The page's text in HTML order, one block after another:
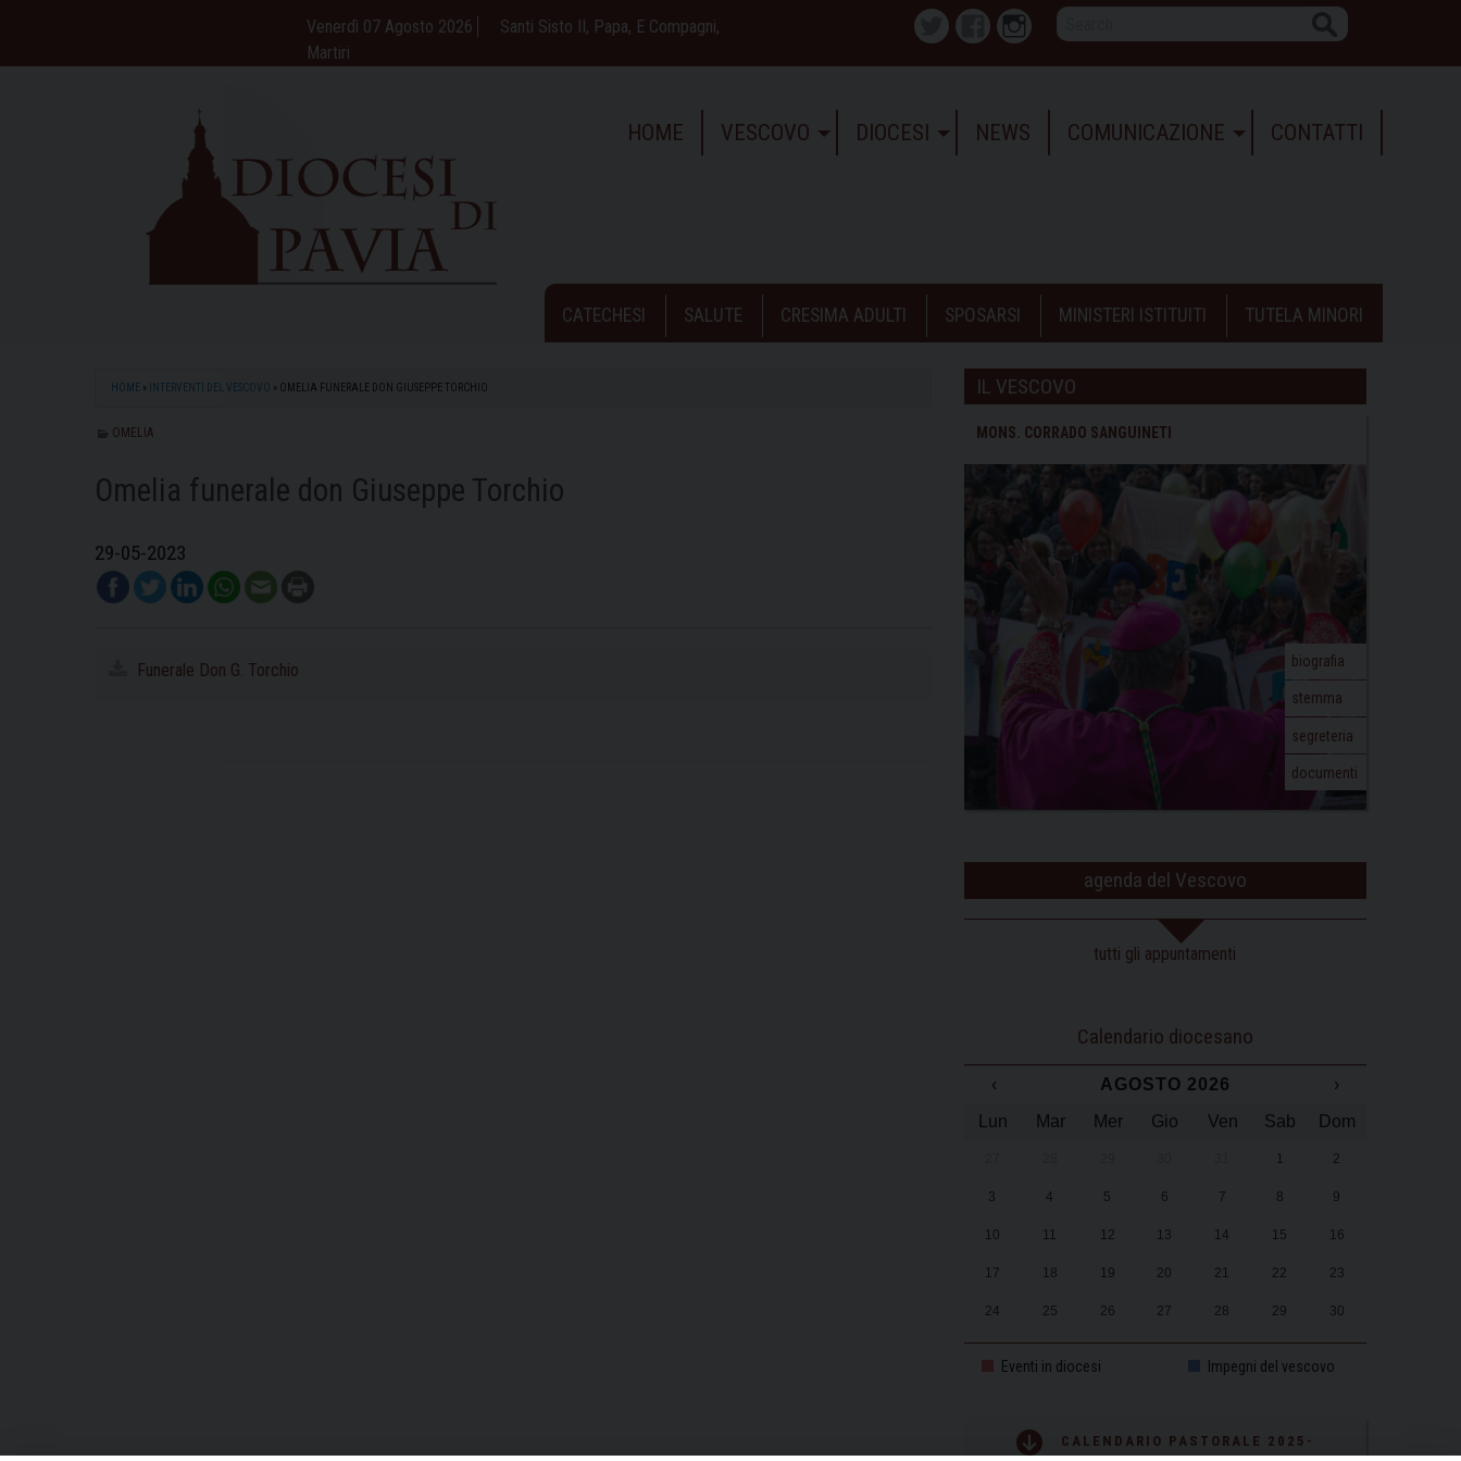
content
Venerdì 07 Agosto 2026
Santi Sisto II, Papa, E Compagni,
Martiri
Twitter FacebookInstagram
HOME VESCOVO DIOCESI NEWS COMUNICAZIONE CONTATTI
CATECHESI SALUTE CRESIMA ADULTI SPOSARSI MINISTERI ISTITUITI TUTELA MINORI
HOME » INTERVENTI DEL VESCOVO » OMELIA FUNERALE DON GIUSEPPE TORCHIO
OMELIA
Omelia funerale don Giuseppe Torchio
29-05-2023
Funerale Don G. Torchio
IL VESCOVO
MONS. CORRADO SANGUINETI
biografia
stemma
segreteria
documenti
agenda del Vescovo
tutti gli appuntamenti
Calendario diocesano
‹ AGOSTO 2026
›
Lun
Mar Mer Gio Ven Sab Dom
1 2
3 4 5 6 7 8 9
10 11 12 13 14 15 16
17 18 19 20 21 22 23
24 25 26 27 28 29 30
Eventi in diocesi Impegni del vescovo
CALENDARIO PASTORALE 2025-